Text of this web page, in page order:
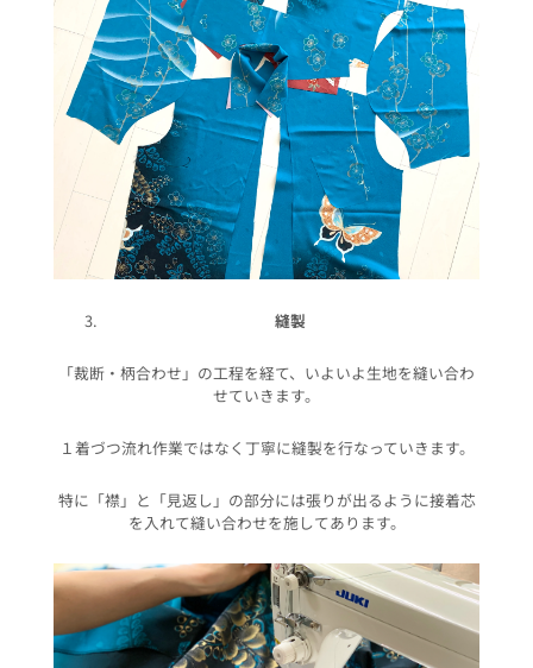
縫製
「裁断・柄合わせ」の工程を経て、いよいよ生地を縫い合わ
せていきます。
１着づつ流れ作業ではなく丁寧に縫製を行なっていきます。
特に「襟」と「見返し」の部分には張りが出るように接着芯
を入れて縫い合わせを施してあります。